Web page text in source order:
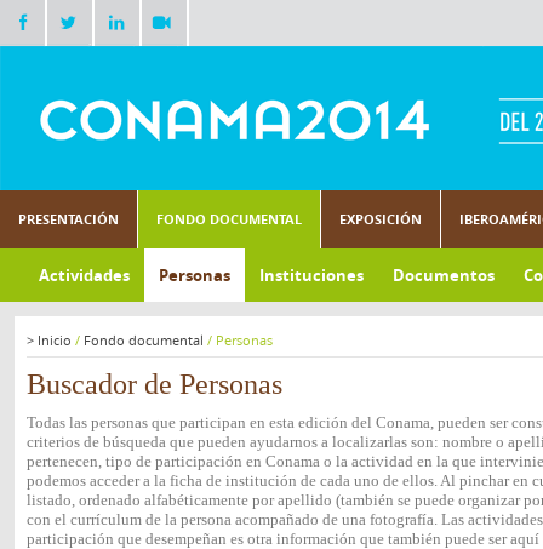
PRESENTACIÓN FONDO DOCUMENTAL EXPOSICIÓN
Actividades Personas Instituciones Documentos
> Inicio / Fondo documental / Personas
Buscador de Personas
Todas las personas que participan en esta edición del Conama, pueden ser
criterios de búsqueda que pueden ayudarnos a localizarlas son: nombre o
pertenecen, tipo de participación en Conama o la actividad en la que
podemos acceder a la ficha de institución de cada uno de ellos. Al pinchar en
listado, ordenado alfabéticamente por apellido (también se puede organizar
con el currículum de la persona acompañado de una fotografía. Las
participación que desempeñan es otra información que también puede ser